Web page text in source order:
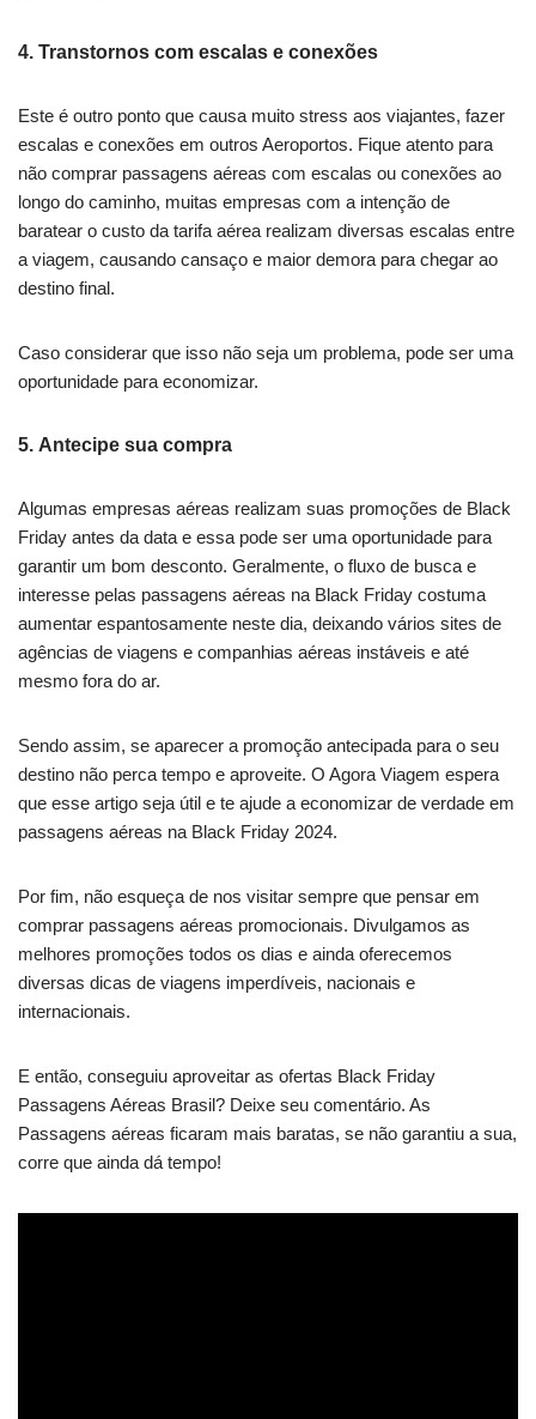
4. Transtornos com escalas e conexões
Este é outro ponto que causa muito stress aos viajantes, fazer
escalas e conexões em outros Aeroportos. Fique atento para
não comprar passagens aéreas com escalas ou conexões ao
longo do caminho, muitas empresas com a intenção de
baratear o custo da tarifa aérea realizam diversas escalas entre
a viagem, causando cansaço e maior demora para chegar ao
destino final.
Caso considerar que isso não seja um problema, pode ser uma
oportunidade para economizar.
5. Antecipe sua compra
Algumas empresas aéreas realizam suas promoções de Black
Friday antes da data e essa pode ser uma oportunidade para
garantir um bom desconto. Geralmente, o fluxo de busca e
interesse pelas passagens aéreas na Black Friday costuma
aumentar espantosamente neste dia, deixando vários sites de
agências de viagens e companhias aéreas instáveis e até
mesmo fora do ar.
Sendo assim, se aparecer a promoção antecipada para o seu
destino não perca tempo e aproveite. O Agora Viagem espera
que esse artigo seja útil e te ajude a economizar de verdade em
passagens aéreas na Black Friday 2024.
Por fim, não esqueça de nos visitar sempre que pensar em
comprar passagens aéreas promocionais. Divulgamos as
melhores promoções todos os dias e ainda oferecemos
diversas dicas de viagens imperdíveis, nacionais e
internacionais.
E então, conseguiu aproveitar as ofertas Black Friday
Passagens Aéreas Brasil? Deixe seu comentário. As
Passagens aéreas ficaram mais baratas, se não garantiu a sua,
corre que ainda dá tempo!